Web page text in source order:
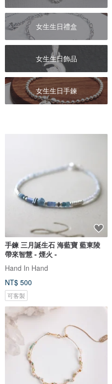
女生生日禮盒
女生生日飾品
女生生日手鍊
手鍊 三月誕生石 海藍寶 藍東陵
帶來智慧 - 煙火 -
Hand In Hand
NT$ 500
可客製